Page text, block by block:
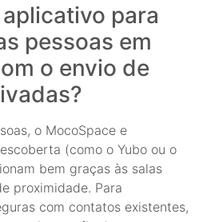
para
pessoas em
o envio de
o MocoSpace e
(como o Yubo ou o
bem graças às salas
proximidade. Para
com contatos existentes,